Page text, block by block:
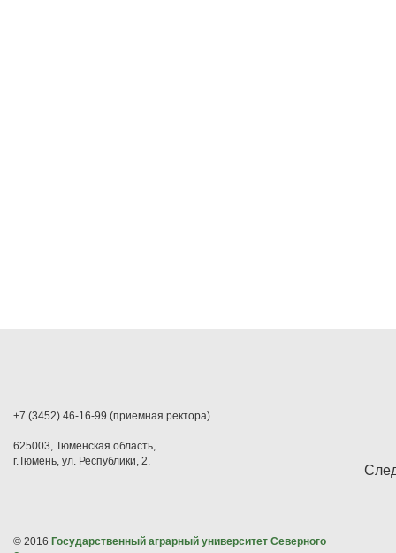
+7 (3452) 46-16-99 (приемная ректора)
625003, Тюменская область,
г.Тюмень, ул. Республики, 2.
© 2016 Государственный аграрный университет Северного